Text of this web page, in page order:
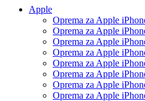
Apple
Oprema za Apple
Oprema za Apple
Oprema za Apple
Oprema za Apple
Oprema za Apple
Oprema za Apple
Oprema za Apple
Oprema za Apple